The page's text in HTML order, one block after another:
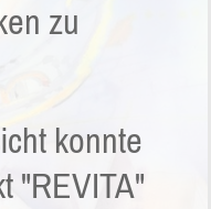
zu
konnte
"REVITA"